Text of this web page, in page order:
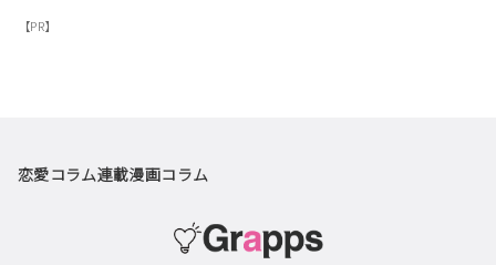
【PR】
恋愛コラム連載漫画コラム